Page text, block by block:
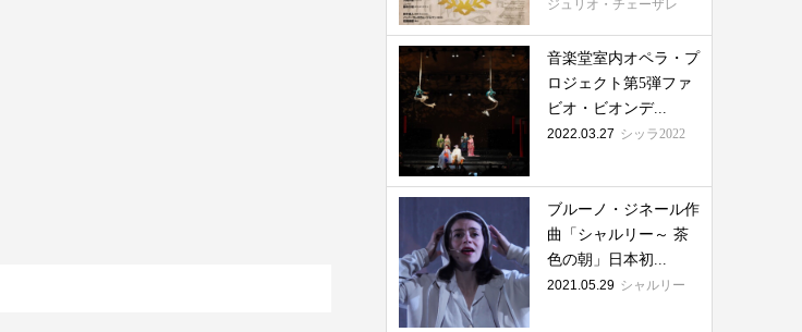
ジュリオ・チェーザレ
音楽堂室内オペラ・プ
ロジェクト第5弾ファ
ビオ・ビオンデ...
2022.03.27 シッラ2022
ブルーノ・ジネール作
曲「シャルリー～ 茶
色の朝」日本初...
2021.05.29 シャルリー